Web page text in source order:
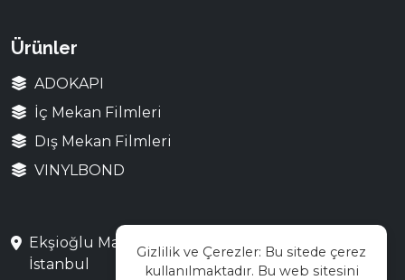
Ürünler
ADOKAPI
İç Mekan Filmleri
Dış Mekan Filmleri
VINYLBOND
Ekşioğlu Mah. Saray Cad. No:3 Çekmeköy /
İstanbul
Gizlilik ve Çerezler: Bu sitede çerez
kullanılmaktadır. Bu web sitesini